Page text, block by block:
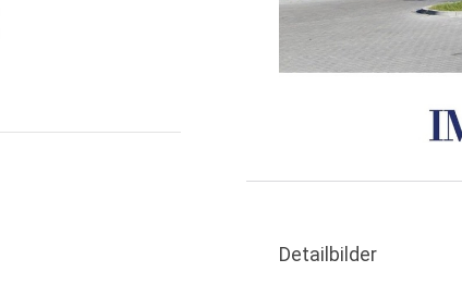
Detailbilder